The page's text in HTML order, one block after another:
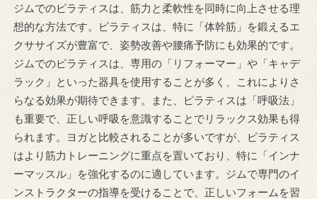
ジムでのピラティスは、筋力と柔軟性を同時に向上させる理
想的な方法です。ピラティスは、特に「体幹筋」を鍛えるエ
クササイズが豊富で、姿勢改善や腰痛予防にも効果的です。
ジムでのピラティスは、専用の「リフォーマー」や「キャデ
ラック」といった器具を使用することが多く、これによりさ
らなる効果が期待できます。また、ピラティスは「呼吸法」
も重要で、正しい呼吸を意識することでリラックス効果も得
られます。ヨガと比較されることが多いですが、ピラティス
はより筋力トレーニングに重点を置いており、特に「インナ
ーマッスル」を強化するのに適しています。ジムで専門のイ
ンストラクターの指導を受けることで、正しいフォームを習